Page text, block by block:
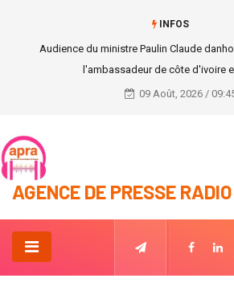
INFOS
Audience du ministre Paulin Claude
l'ambassadeur de côte d'ivoire
09 Août, 2026 /
AGENCE DE PRESSE